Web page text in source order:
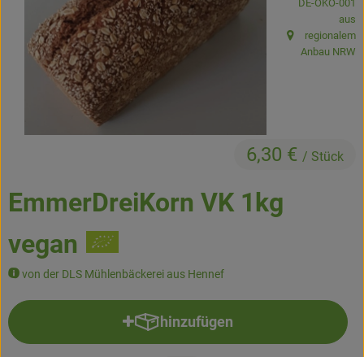
Kühltheke
Backstube
Küchenzauber
Über den Tag
NonFood & Saaten
Großgebinde
EmmerDreiKorn VK 1kg
vegan
von der DLS Mühlenbäckerei aus Hennef
6,30 € / Stück
DE-ÖKO-001
, Herkunft:
aus
regionalem
Anbau NRW
hinzufügen
Produkt zum Warenkorb